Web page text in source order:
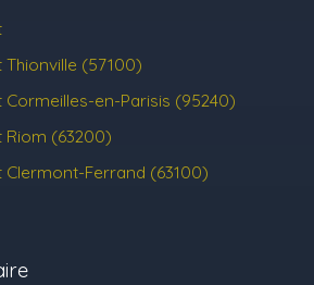
(57100)
en-Parisis (95240)
(63200)
Ferrand (63100)